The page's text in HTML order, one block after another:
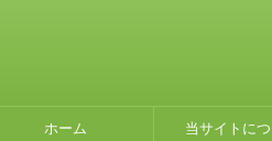
ホーム 当サイトに